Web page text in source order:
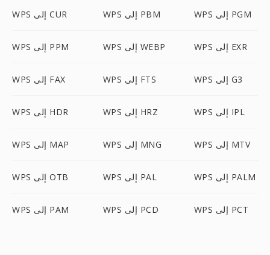
WPS إلى CUR WPS إلى PBM WPS إلى PGM
WPS إلى PPM WPS إلى WEBP WPS إلى EXR
WPS إلى FAX WPS إلى FTS WPS إلى G3
WPS إلى HDR WPS إلى HRZ WPS إلى IPL
WPS إلى MAP WPS إلى MNG WPS إلى MTV
WPS إلى OTB WPS إلى PAL WPS إلى PALM
WPS إلى PAM WPS إلى PCD WPS إلى PCT